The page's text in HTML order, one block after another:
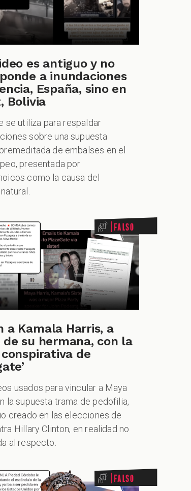
es antiguo y no
a inundaciones
España, sino en
Bolivia
se utiliza para respaldar
sobre una supuesta
de embalses en el
presentada por
como la causa del
Falso
a Kamala Harris, a
su hermana, con la
de
usados para vincular a Maya
la supuesta trama de pedofilia,
creado en las elecciones de
Hillary Clinton, en realidad no
al respecto.
Falso